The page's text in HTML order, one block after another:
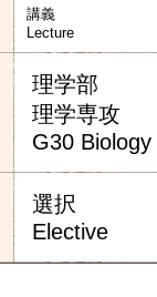
講義
Lecture
理学部
理学専攻
G30 Biology
選択
Elective